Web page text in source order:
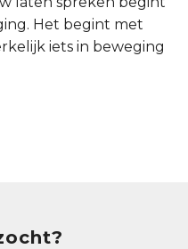
Het begint met
iets in beweging